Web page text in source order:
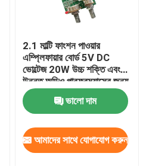
2.1 মাল্টি ফাংশন পাওয়ার
এম্প্লিফায়ার বোর্ড 5V DC
ভোল্টেজ 20W উচ্চ শক্তি এবং
উন্নত অডিও পারফরম্যান্সের জন্য
3A বর্তমান সহ
ভালো দাম
আমাদের সাথে যোগাযোগ করুন